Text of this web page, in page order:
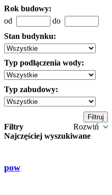
Rok budowy:
od
do
Stan budynku:
Typ podłączenia wody:
Typ zabudowy:
Filtry
Rozwiń
Najczęściej wyszukiwane
pow